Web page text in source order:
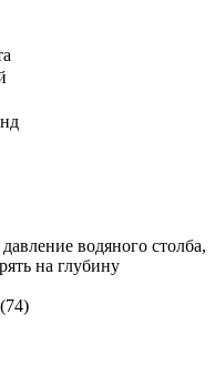
водяного столба,
на глубину
(74)